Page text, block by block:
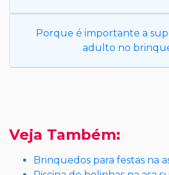
Porque é importante a
adulto no
Veja Também:
Brinquedos para festas na